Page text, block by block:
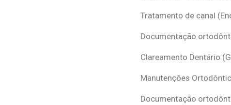
Tratamento de canal
Documentação
Clareamento Dentário
Manutenções
Documentação